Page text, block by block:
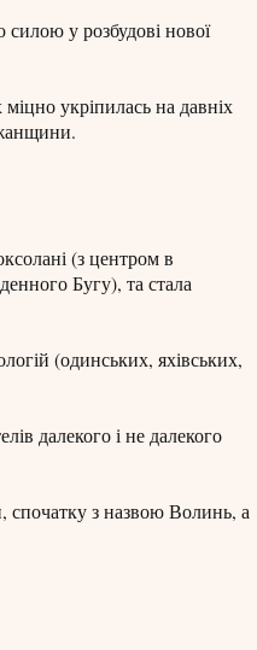
силою у розбудові нової
укріпилась на давніх
(з центром в
Бугу), та стала
(одинських, яхівських,
далекого і не далекого
спочатку з назвою Волинь, а